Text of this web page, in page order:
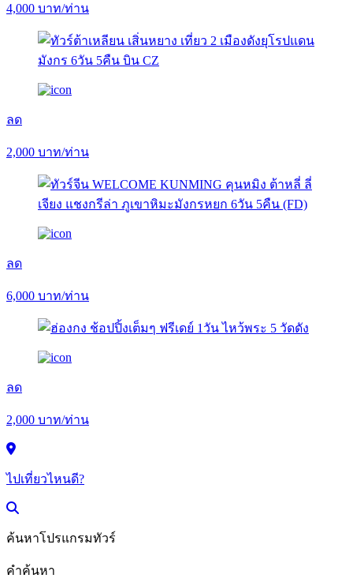
4,000 บาท/ท่าน
ลด
2,000 บาท/ท่าน
ลด
6,000 บาท/ท่าน
ลด
2,000 บาท/ท่าน
ไปเที่ยวไหนดี?
ค้นหาโปรแกรมทัวร์
คำค้นหา